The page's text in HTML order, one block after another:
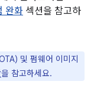
완화 섹션을 참고하
및 펌웨어 이미지
을 참고하세요.